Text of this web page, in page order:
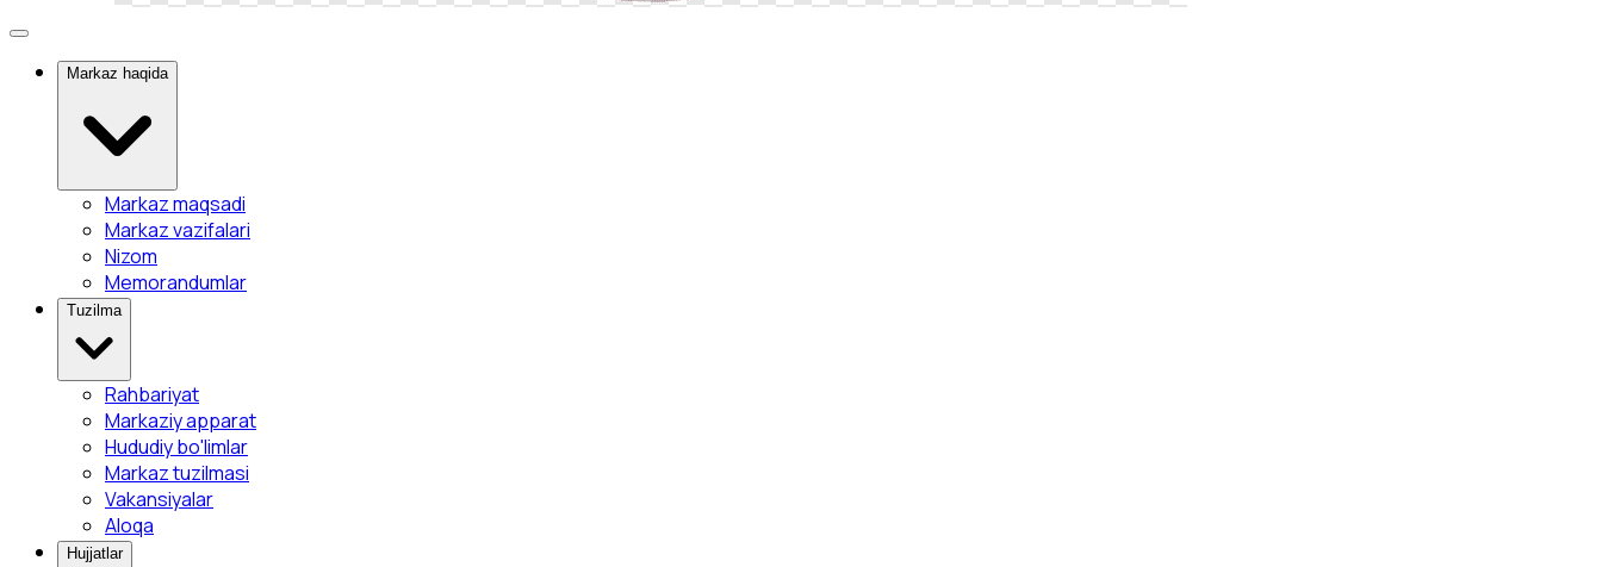
Markaz haqida
Markaz maqsadi
Markaz vazifalari
Nizom
Memorandumlar
Tuzilma
Rahbariyat
Markaziy apparat
Hududiy bo'limlar
Markaz tuzilmasi
Vakansiyalar
Aloqa
Hujjatlar